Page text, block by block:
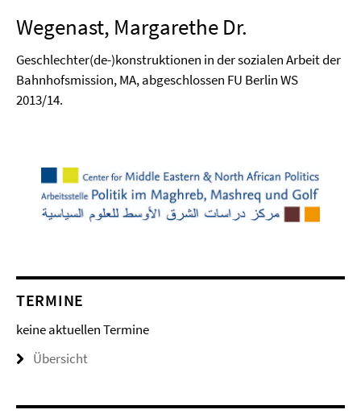
Wegenast, Margarethe Dr.
Geschlechter(de-)konstruktionen in der sozialen Arbeit der
Bahnhofsmission, MA, abgeschlossen FU Berlin WS
2013/14.
TERMINE
keine aktuellen Termine
Übersicht